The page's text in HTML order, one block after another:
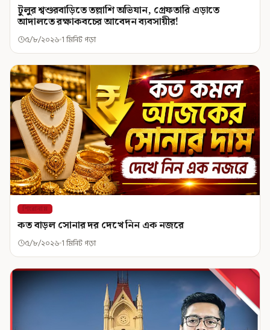
টুলুর শ্বশুরবাড়িতে তল্লাশি অভিযান, গ্রেফতারি এড়াতে
আদালতে রক্ষাকবচের আবেদন ব্যবসায়ীর!
৫/৮/২০২৬ 1 মিনিট পড়া
শিরোনাম
কত বাড়ল সোনার দর দেখে নিন এক নজরে
৫/৮/২০২৬ 1 মিনিট পড়া